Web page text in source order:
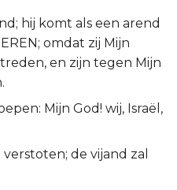
hij komt als een arend
omdat zij Mijn
en zijn tegen Mijn
Mijn God! wij, Israël,
de vijand zal